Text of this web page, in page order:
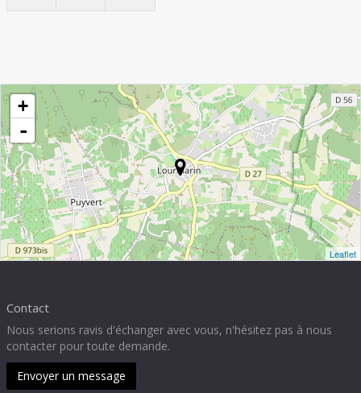
+
-
Leaflet
Contact
Nous serions ravis d'échanger avec vous, n'hésitez pas à nous
contacter pour toute demande.
Envoyer un message